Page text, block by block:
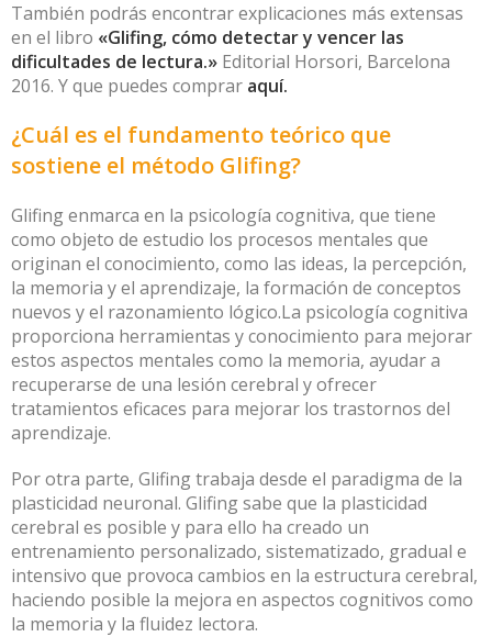
También podrás encontrar explicaciones más extensas
en el libro «Glifing, cómo detectar y vencer las
dificultades de lectura.» Editorial Horsori, Barcelona
2016. Y que puedes comprar aquí.
¿Cuál es el fundamento teórico que
sostiene el método Glifing?
Glifing enmarca en la psicología cognitiva, que tiene
como objeto de estudio los procesos mentales que
originan el conocimiento, como las ideas, la percepción,
la memoria y el aprendizaje, la formación de conceptos
nuevos y el razonamiento lógico.La psicología cognitiva
proporciona herramientas y conocimiento para mejorar
estos aspectos mentales como la memoria, ayudar a
recuperarse de una lesión cerebral y ofrecer
tratamientos eficaces para mejorar los trastornos del
aprendizaje.
Por otra parte, Glifing trabaja desde el paradigma de la
plasticidad neuronal. Glifing sabe que la plasticidad
cerebral es posible y para ello ha creado un
entrenamiento personalizado, sistematizado, gradual e
intensivo que provoca cambios en la estructura cerebral,
haciendo posible la mejora en aspectos cognitivos como
la memoria y la fluidez lectora.